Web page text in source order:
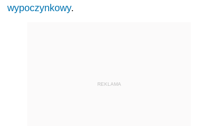
wypoczynkowy.
REKLAMA